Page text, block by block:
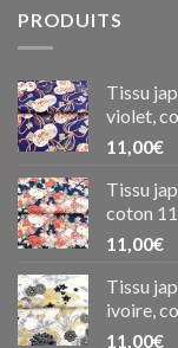
PRODUITS
Tissu
violet,
11,00€
Tissu
coton
11,00€
Tissu
ivoire,
11,00€